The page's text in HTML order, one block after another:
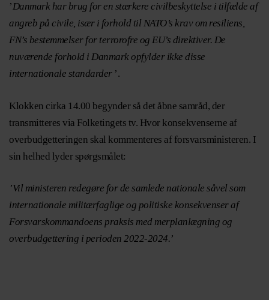
’Danmark har brug for en stærkere civilbeskyttelse i tilfælde af
angreb på civile, især i forhold til NATO’s krav om resiliens,
FN’s bestemmelser for terrorofre og EU’s direktiver. De
nuværende forhold i Danmark opfylder ikke disse
internationale standarder ’.
Klokken cirka 14.00 begynder så det åbne samråd, der
transmitteres via Folketingets tv. Hvor konsekvenserne af
overbudgetteringen skal kommenteres af forsvarsministeren. I
sin helhed lyder spørgsmålet:
’Vil ministeren redegøre for de samlede nationale såvel som
internationale militærfaglige og politiske konsekvenser af
Forsvarskommandoens praksis med merplanlægning og
overbudgettering i perioden 2022-2024.’